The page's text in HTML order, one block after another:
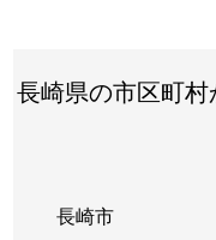
長崎県の市区町
長崎市